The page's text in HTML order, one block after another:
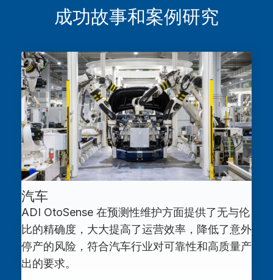
成功故事和案例研究
汽车
ADI OtoSense 在预测性维护方面提供了无与伦
比的精确度，大大提高了运营效率，降低了意外
停产的风险，符合汽车行业对可靠性和高质量产
出的要求。